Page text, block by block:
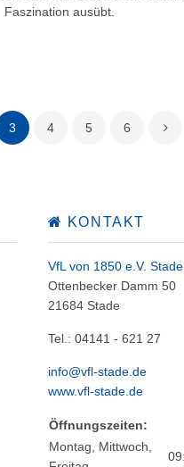
ausübt.
3 4 5 6
KONTAKT
VfL von 1850 e.V. Stade
Ottenbecker Damm 50
21684 Stade
Tel.: 04141 - 621 27
info@vfl-stade.de
www.vfl-stade.de
Öffnungszeiten:
Montag, Mittwoch,